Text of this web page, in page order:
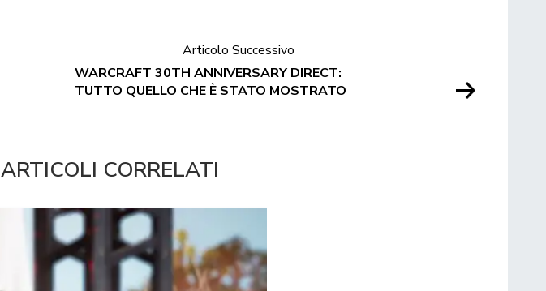
Articolo Successivo
WARCRAFT 30TH ANNIVERSARY DIRECT:
TUTTO QUELLO CHE È STATO MOSTRATO
ARTICOLI CORRELATI